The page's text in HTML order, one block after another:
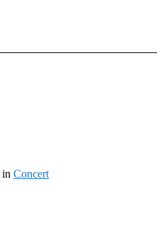
in Concert